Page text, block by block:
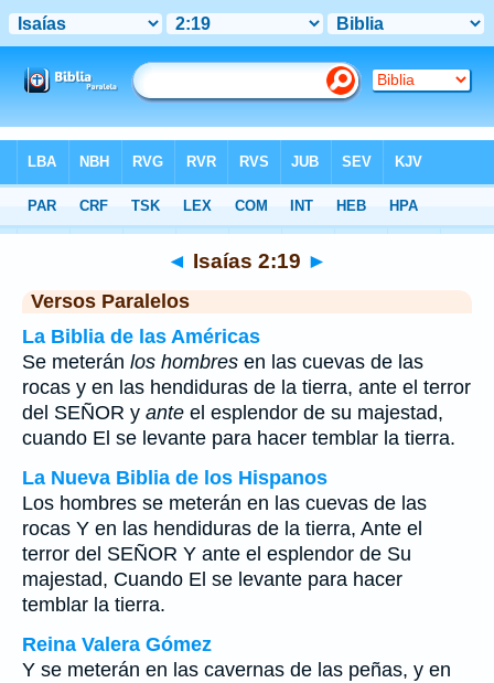
>Isaías > Capítulo 2> Verso 19
◄ Isaías 2:19 ►
Versos Paralelos
La Biblia de las Américas
Se meterán los hombres en las cuevas de las
rocas y en las hendiduras de la tierra, ante el terror
del SEÑOR y ante el esplendor de su majestad,
cuando El se levante para hacer temblar la tierra.
La Nueva Biblia de los Hispanos
Los hombres se meterán en las cuevas de las
rocas Y en las hendiduras de la tierra, Ante el
terror del SEÑOR Y ante el esplendor de Su
majestad, Cuando El se levante para hacer
temblar la tierra.
Reina Valera Gómez
Y se meterán en las cavernas de las peñas, y en